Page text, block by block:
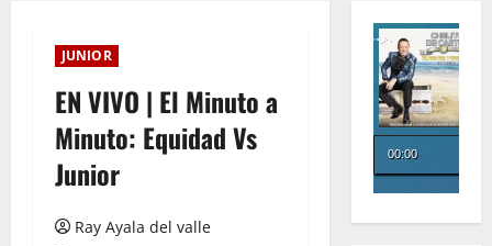
JUNIOR
EN VIVO | El Minuto a
Minuto: Equidad Vs
Junior
Ray Ayala del valle